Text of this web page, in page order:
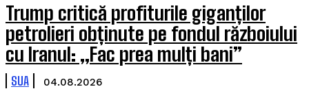
Trump critică profiturile giganților
petrolieri obținute pe fondul războiului
cu Iranul: „Fac prea mulți bani”
SUA 04.08.2026